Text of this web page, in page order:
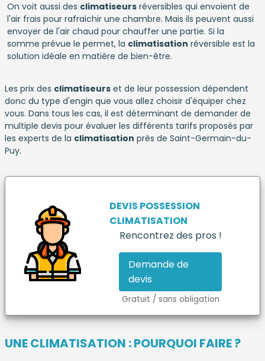
On voit aussi des climatiseursréversibles qui envoient de
l'air frais pour rafraichir une chambre. Mais ils peuvent aussi
envoyer de l'air chaud pour chauffer une partie. Si la
somme prévue le permet, la climatisation réversible est la
solution idéale en matière de bien-être.
Les prix des climatiseurs et de leur possession dépendent
donc du type d'engin que vous allez choisir d'équiper chez
vous. Dans tous les cas, il est déterminant de demander de
multiple devis pour évaluer les différents tarifs proposés par
les experts de la climatisation près de Saint-Germain-du-
Puy.
DEVIS POSSESSION
CLIMATISATION
Rencontrez des pros !
Demande de
devis
Gratuit / sans obligation
UNE CLIMATISATION : POURQUOI FAIRE ?